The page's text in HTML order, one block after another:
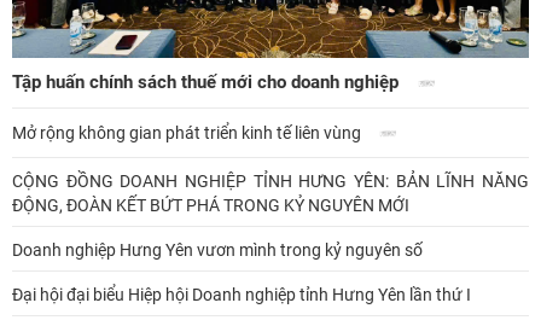
Tập huấn chính sách thuế mới cho doanh nghiệp
Mở rộng không gian phát triển kinh tế liên vùng
CỘNG ĐỒNG DOANH NGHIỆP TỈNH HƯNG YÊN: BẢN LĨNH NĂNG
ĐỘNG, ĐOÀN KẾT BỨT PHÁ TRONG KỶ NGUYÊN MỚI
Doanh nghiệp Hưng Yên vươn mình trong kỷ nguyên số
Đại hội đại biểu Hiệp hội Doanh nghiệp tỉnh Hưng Yên lần thứ I